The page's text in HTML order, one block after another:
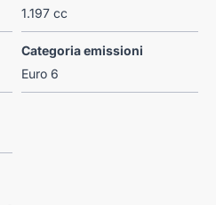
1.197 cc
Categoria emissioni
Euro 6